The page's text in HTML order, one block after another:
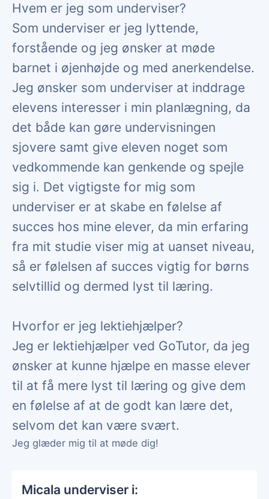
Hvem er jeg som underviser?
Som underviser er jeg lyttende,
forstående og jeg ønsker at møde
barnet i øjenhøjde og med anerkendelse.
Jeg ønsker som underviser at inddrage
elevens interesser i min planlægning, da
det både kan gøre undervisningen
sjovere samt give eleven noget som
vedkommende kan genkende og spejle
sig i. Det vigtigste for mig som
underviser er at skabe en følelse af
succes hos mine elever, da min erfaring
fra mit studie viser mig at uanset niveau,
så er følelsen af succes vigtig for børns
selvtillid og dermed lyst til læring.
Hvorfor er jeg lektiehjælper?
Jeg er lektiehjælper ved GoTutor, da jeg
ønsker at kunne hjælpe en masse elever
til at få mere lyst til læring og give dem
en følelse af at de godt kan lære det,
selvom det kan være svært.
Jeg glæder mig til at møde dig!
Micala underviser i: